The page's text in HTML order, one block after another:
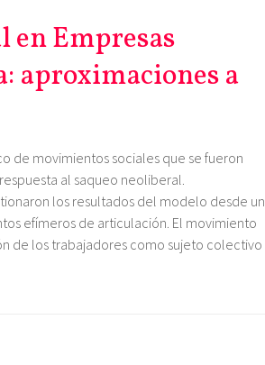
Empresas
aproximaciones a
de movimientos sociales que se fueron
al saqueo neoliberal.
los resultados del modelo desde un
efímeros de articulación. El movimiento
de los trabajadores como sujeto colectivo